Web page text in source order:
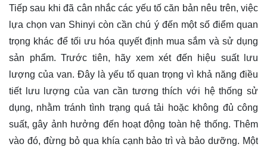
Tiếp sau khi đã cân nhắc các yếu tố căn bản nêu trên, việc
lựa chọn van Shinyi còn cần chú ý đến một số điểm quan
trọng khác để tối ưu hóa quyết định mua sắm và sử dụng
sản phẩm. Trước tiên, hãy xem xét đến hiệu suất lưu
lượng của van. Đây là yếu tố quan trọng vì khả năng điều
tiết lưu lượng của van cần tương thích với hệ thống sử
dụng, nhằm tránh tình trạng quá tải hoặc không đủ công
suất, gây ảnh hưởng đến hoạt động toàn hệ thống. Thêm
vào đó, đừng bỏ qua khía cạnh bảo trì và bảo dưỡng. Một